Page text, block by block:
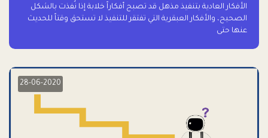
الأفكار العادية بتنفيذ مذهل قد تصبح أفكاراً خلابة إذا نُفذت بالشكل
الصحيح، والأفكار العبقرية التي تفتقر للتنفيذ لا تستحق وقتاً للحديث
عنها حتى
28-06-2020